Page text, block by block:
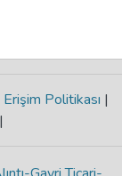
Erişim Politikası |
|